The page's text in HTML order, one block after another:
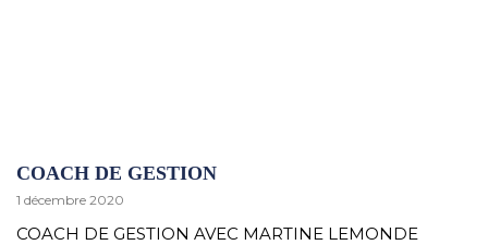
COACH DE GESTION
1 décembre 2020
COACH DE GESTION AVEC MARTINE LEMONDE